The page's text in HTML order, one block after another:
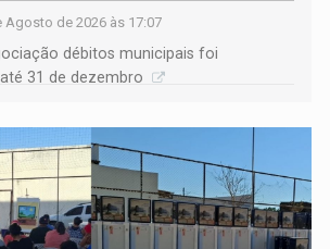
Agosto de 2026 às 17:07
débitos municipais foi
31 de dezembro